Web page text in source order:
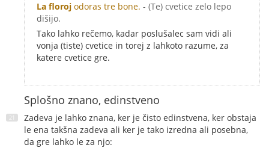
La floroj odoras tre bone. - (Te) cvetice zelo lepo
dišijo.
Tako lahko rečemo, kadar poslušalec sam vidi ali
vonja (tiste) cvetice in torej z lahkoto razume, za
katere cvetice gre.
Splošno znano, edinstveno
Zadeva je lahko znana, ker je čisto edinstvena, ker obstaja
le ena takšna zadeva ali ker je tako izredna ali posebna,
da gre lahko le za njo: